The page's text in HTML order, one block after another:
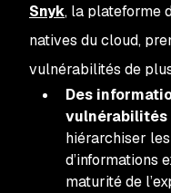
Snyk, la plateforme
natives du cloud,
vulnérabilités de
Des
vulnérabilités
hiérarchiser
d’informations
maturité de